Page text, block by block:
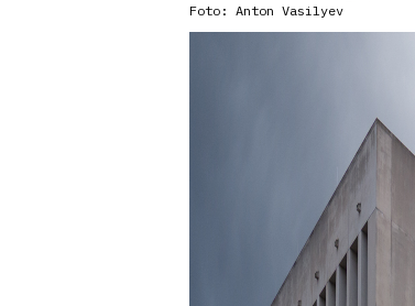
Foto: Anton Vasilyev